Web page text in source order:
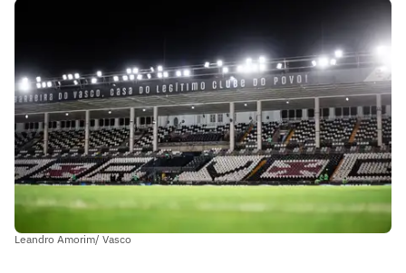
Leandro Amorim/ Vasco